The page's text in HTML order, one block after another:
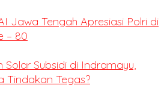
Jawa Tengah Apresiasi Polri di
– 80
Subsidi di Indramayu,
Tindakan Tegas?